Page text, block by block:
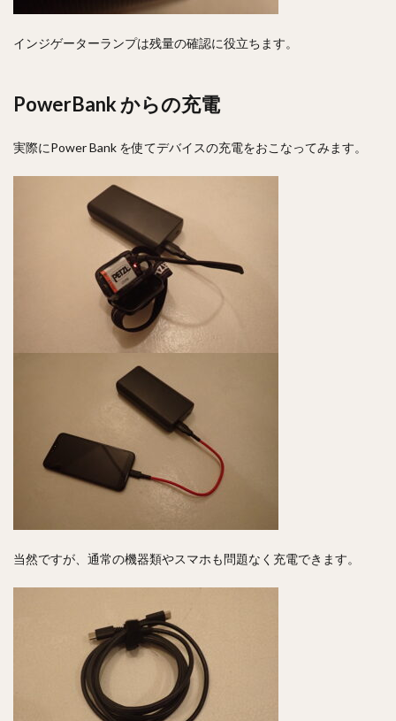
インジゲーターランプは残量の確認に役立ちます。
PowerBank からの充電
実際にPower Bank を使てデバイスの充電をおこなってみます。
当然ですが、通常の機器類やスマホも問題なく充電できます。